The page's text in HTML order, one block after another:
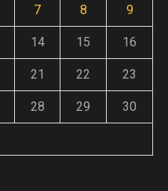
7 8 9
14 15 16
21 22 23
28 29 30